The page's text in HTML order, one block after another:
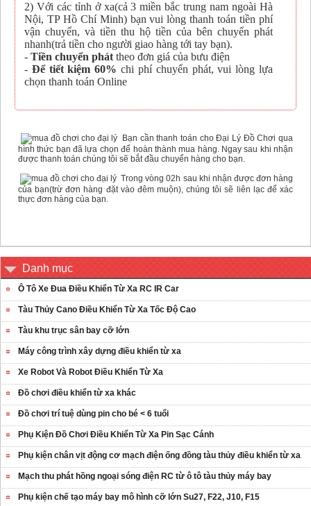
2) Với các tỉnh ở xa(cả 3 miền bắc trung nam ngoài Hà
Nội, TP Hồ Chí Minh) bạn vui lòng thanh toán tiền phí
vận chuyển, và tiền thu hộ tiền của bên chuyển phát
nhanh(trả tiền cho người giao hàng tới tay bạn).
- Tiền chuyển phát theo đơn giá của bưu điện
- Để tiết kiệm 60% chi phí chuyển phát, vui lòng lựa
chọn thanh toán Online
Bạn cần thanh toán cho Đại Lý Đồ Chơi qua
hình thức bạn đã lựa chọn để hoàn thành mua hàng. Ngay sau khi nhận
được thanh toán chúng tôi sẽ bắt đầu chuyển hàng cho bạn.
Trong vòng 02h sau khi nhận được đơn hàng
của bạn(trừ đơn hàng đặt vào đêm muộn), chúng tôi sẽ liên lạc để xác
thực đơn hàng của bạn.
Danh mục
Ô Tô Xe Đua Điều Khiển Từ Xa RC IR Car
Tàu Thủy Cano Điều Khiển Từ Xa Tốc Độ Cao
Tàu khu trục sân bay cỡ lớn
Máy công trình xây dựng điều khiển từ xa
Xe Robot Và Robot Điều Khiển Từ Xa
Đồ chơi điều khiển từ xa khác
Đồ chơi trí tuệ dùng pin cho bé < 6 tuổi
Phụ Kiện Đồ Chơi Điều Khiển Từ Xa Pin Sạc Cánh
Phụ kiện chân vịt động cơ mạch điện ống đồng tàu thủy điều khiển từ xa
Mạch thu phát hồng ngoại sóng điện RC từ ô tô tàu thủy máy bay
Phụ kiện chế tạo máy bay mô hình cỡ lớn Su27, F22, J10, F15